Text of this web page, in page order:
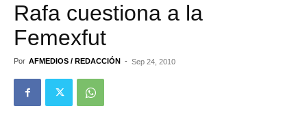
Rafa cuestiona a la
Femexfut
Por AFMEDIOS / REDACCIÓN - Sep 24, 2010